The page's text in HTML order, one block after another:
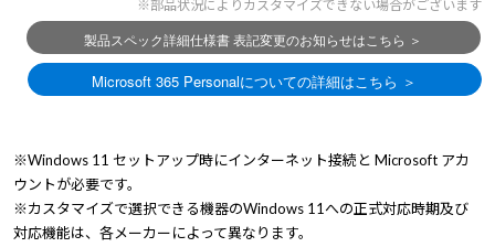
※部品状況によりカスタマイズできない場合がございます
※Windows 11 セットアップ時にインターネット接続と Microsoft アカ
ウントが必要です。
※カスタマイズで選択できる機器のWindows 11への正式対応時期及び
対応機能は、各メーカーによって異なります。